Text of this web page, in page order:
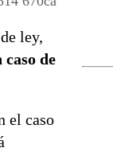
ley,
de
el caso